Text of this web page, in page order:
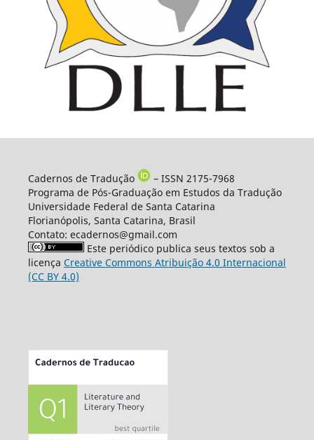
Cadernos de Tradução
– ISSN 2175-7968
Programa de Pós-Graduação em Estudos da Tradução
Universidade Federal de Santa Catarina
Florianópolis, Santa Catarina, Brasil
Contato: ecadernos@gmail.com
Este periódico publica seus textos sob a
licença Creative Commons Atribuição 4.0 Internacional
(CC BY 4.0)